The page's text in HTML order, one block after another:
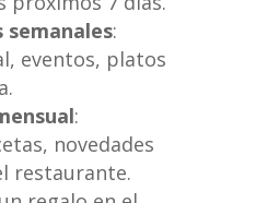
semanales:
eventos, platos
:
novedades
restaurante.